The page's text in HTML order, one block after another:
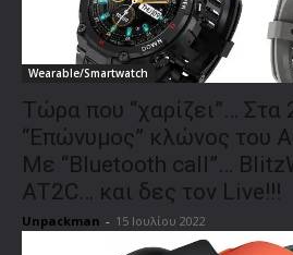
Wearable/Smartwatch
Τώρα που “χαρίζει”…
“Επώνυμος” κλώνος του
Με “Bluetooth call”…
AT2C… και δες τον Live!!!
Unpackman - 15 Ιουλίου 2022